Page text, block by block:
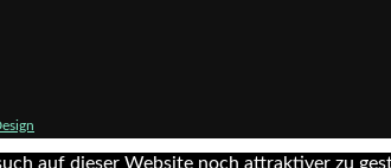
auf dieser Website noch attraktiver zu